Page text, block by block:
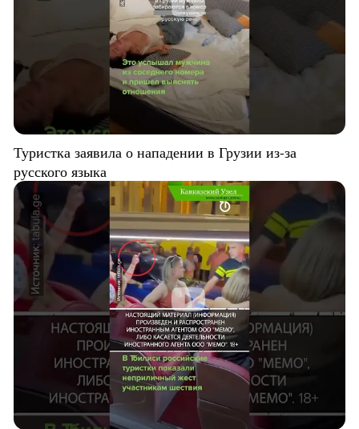
Туристка заявила о нападении в Грузии из-за
русского языка